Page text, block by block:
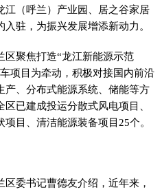
江（呼兰）产业园、居之谷家居
驻，为振兴发展增添新动力。
区聚焦打造“龙江新能源示范
项目为牵动，积极对接国内前沿
产、分布式能源系统、储能等方
已建成投运分散式风电项目、
目、清洁能源装备项目25个。
委书记曹德友介绍，近年来，